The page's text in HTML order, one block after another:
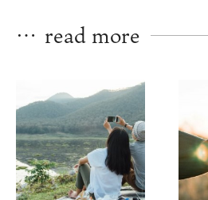
… read more